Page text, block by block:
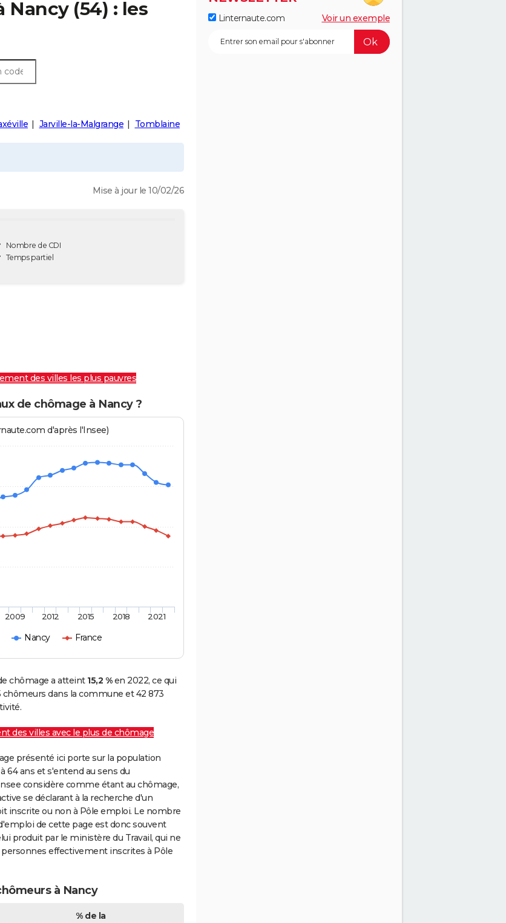
Nancy(54) : les
Jarville-la-Malgrange Tomblaine
Mise à jour le 10/02/26
Nombre de CDI
Temps partiel
des villes les plus pauvres
de chômage à Nancy ?
d'après l'Insee)
Nancy France
2009 2012 2015 2018 2021
chômage a atteint 15,2 %en 2022, ce qui
chômeurs dans la commune et 42 873
des villes avec le plus de chômage
présenté ici porte sur la population
64 ans et s'entend au sens du
considère comme étant au chômage,
se déclarant à la recherche d'un
inscrite ou non à Pôle emploi. Le nombre
de cette page est donc souvent
produit par le ministère du Travail, qui ne
effectivement inscrites à Pôle
à Nancy
% de la
Linternaute.com Voir un exemple